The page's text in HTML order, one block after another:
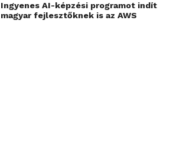
Ingyenes AI-képzési programot indít
magyar fejlesztőknek is az AWS